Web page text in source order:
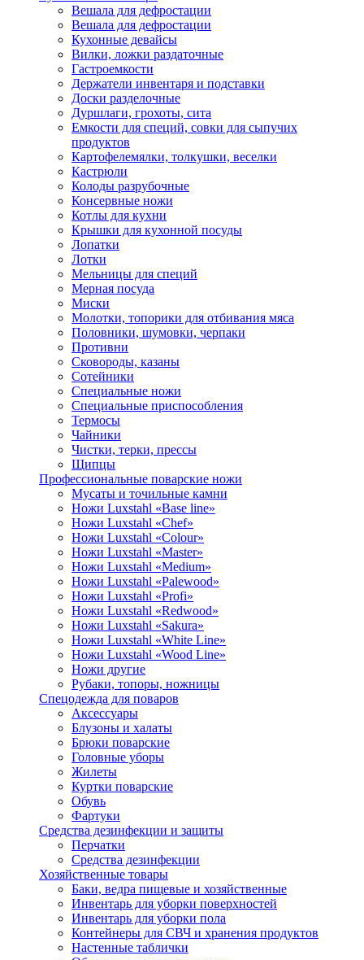
Вешала для дефростации
Вешала для дефростации
Кухонные девайсы
Вилки, ложки раздаточные
Гастроемкости
Держатели инвентаря и подставки
Доски разделочные
Дуршлаги, грохоты, сита
Емкости для специй, совки для сыпучих
продуктов
Картофелемялки, толкушки, веселки
Кастрюли
Колоды разрубочные
Консервные ножи
Котлы для кухни
Крышки для кухонной посуды
Лопатки
Лотки
Мельницы для специй
Мерная посуда
Миски
Молотки, топорики для отбивания мяса
Половники, шумовки, черпаки
Противни
Сковороды, казаны
Сотейники
Специальные ножи
Специальные приспособления
Термосы
Чайники
Чистки, терки, прессы
Щипцы
Профессиональные поварские ножи
Мусаты и точильные камни
Ножи Luxstahl «Base line»
Ножи Luxstahl «Chef»
Ножи Luxstahl «Colour»
Ножи Luxstahl «Master»
Ножи Luxstahl «Medium»
Ножи Luxstahl «Palewood»
Ножи Luxstahl «Profi»
Ножи Luxstahl «Redwood»
Ножи Luxstahl «Sakura»
Ножи Luxstahl «White Line»
Ножи Luxstahl «Wood Line»
Ножи другие
Рубаки, топоры, ножницы
Спецодежда для поваров
Аксессуары
Блузоны и халаты
Брюки поварские
Головные уборы
Жилеты
Куртки поварские
Обувь
Фартуки
Средства дезинфекции и защиты
Перчатки
Средства дезинфекции
Хозяйственные товары
Баки, ведра пищевые и хозяйственные
Инвентарь для уборки поверхностей
Инвентарь для уборки пола
Контейнеры для СВЧ и хранения продуктов
Настенные таблички